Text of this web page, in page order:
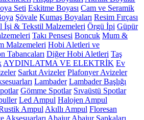
Seti Eskitme Boyası Cam ve Seramik
Şövale Kumaş Boyaları Resim Fırçası
İşi & Tekstil Malzemeleri Örgü İpi Güpür
Takı Pensesi Boncuk Mum &
Malzemeleri Hobi Aletleri ve
Tabancaları Diğer Hobi Aletleri Taş
AYDINLATMA VE ELEKTRİK Ev
Sarkıt Avizeler Plafonyer Avizeler
Lambader Lambader Başlığı
Gömme Spotlar Sıvaüstü Spotlar
Led Ampul Halojen Ampul
Ampul Akıllı Ampul Floresan
Aksesuarları Abajur Abajur Şapkaları